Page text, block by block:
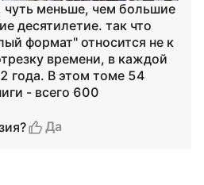
чуть меньше, чем большие
десятилетие. так что
формат" относится не к
времени, в каждой
года. В этом томе 54
- всего 600
Да